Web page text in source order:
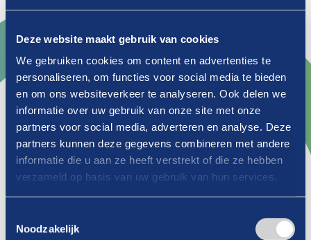
Deze website maakt gebruik van cookies
We gebruiken cookies om content en advertenties te
personaliseren, om functies voor social media te bieden
en om ons websiteverkeer te analyseren. Ook delen we
informatie over uw gebruik van onze site met onze
partners voor social media, adverteren en analyse. Deze
partners kunnen deze gegevens combineren met andere
informatie die u aan ze heeft verstrekt of die ze hebben
verzameld op basis van uw gebruik van hun services.
Noodzakelijk
Lid worden
Als je als zelfstandig ondernemer (huurder
of eigen vergunninghouder) in de
energiestationbranche opereert, kun je lid
worden van Drive en profiteren van de vele
Belangenbehartiging